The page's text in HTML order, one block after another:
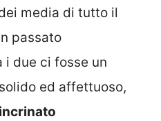
media di tutto il
passato
i due ci fosse un
ed affettuoso,
incrinato